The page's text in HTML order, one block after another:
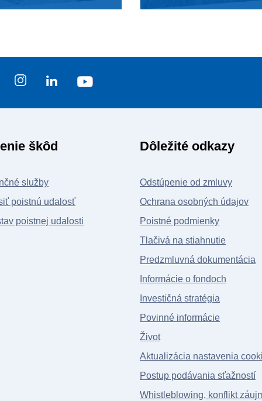
škôd
služby
poistnú udalosť
poistnej udalosti
Dôležité odkazy
Odstúpenie od zmluvy
Ochrana osobných údajov
Poistné podmienky
Tlačivá na stiahnutie
Predzmluvná dokumentácia
Informácie o fondoch
Investičná stratégia
Povinné informácie
Život
Aktualizácia nastavenia
Postup podávania sťažností
Whistleblowing, konflikt